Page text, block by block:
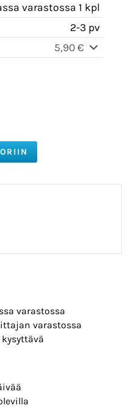
varastossa 1 kpl
2-3 pv
5,90 €
varastossa
varastossa